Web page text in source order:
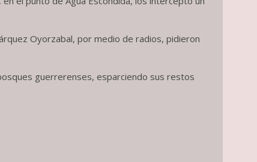
Oyorzabal, por medio de radios, pidieron
guerrerenses, esparciendo sus restos